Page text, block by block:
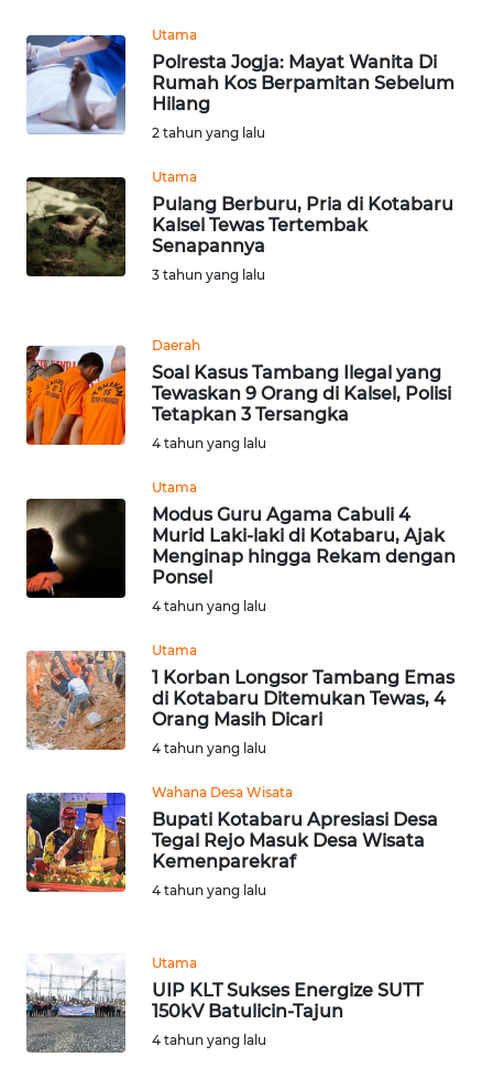
Utama
Polresta Jogja: Mayat Wanita Di
Rumah Kos Berpamitan Sebelum
Hilang
2 tahun yang lalu
Utama
Pulang Berburu, Pria di Kotabaru
Kalsel Tewas Tertembak
Senapannya
3 tahun yang lalu
Daerah
Soal Kasus Tambang Ilegal yang
Tewaskan 9 Orang di Kalsel, Polisi
Tetapkan 3 Tersangka
4 tahun yang lalu
Utama
Modus Guru Agama Cabuli 4
Murid Laki-laki di Kotabaru, Ajak
Menginap hingga Rekam dengan
Ponsel
4 tahun yang lalu
Utama
1 Korban Longsor Tambang Emas
di Kotabaru Ditemukan Tewas, 4
Orang Masih Dicari
4 tahun yang lalu
Wahana Desa Wisata
Bupati Kotabaru Apresiasi Desa
Tegal Rejo Masuk Desa Wisata
Kemenparekraf
4 tahun yang lalu
Utama
UIP KLT Sukses Energize SUTT
150kV Batulicin-Tajun
4 tahun yang lalu
WN
RIAU
WN
WN
JAMBI
WN
NTB
WN
SULBAR
BABEL
WN
SUMBAR
WN
SUMSEL
WN
BENGKULU
WN
LAMPUNG
WN
JATENG